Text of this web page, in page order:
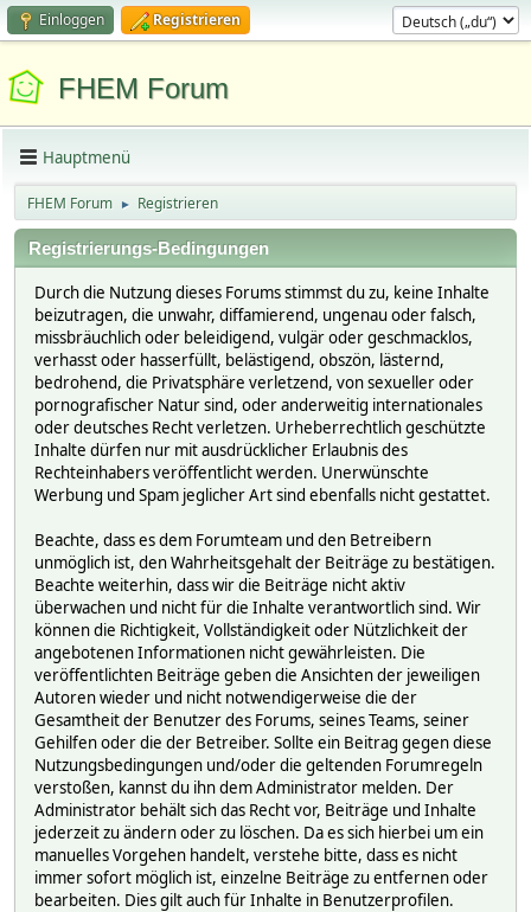
Einloggen Registrieren
FHEM Forum
Hauptmenü
FHEM Forum ► Registrieren
Registrierungs-Bedingungen
Durch die Nutzung dieses Forums stimmst du zu, keine Inhalte
beizutragen, die unwahr, diffamierend, ungenau oder falsch,
missbräuchlich oder beleidigend, vulgär oder geschmacklos,
verhasst oder hasserfüllt, belästigend, obszön, lästernd,
bedrohend, die Privatsphäre verletzend, von sexueller oder
pornografischer Natur sind, oder anderweitig internationales
oder deutsches Recht verletzen. Urheberrechtlich geschützte
Inhalte dürfen nur mit ausdrücklicher Erlaubnis des
Rechteinhabers veröffentlicht werden. Unerwünschte
Werbung und Spam jeglicher Art sind ebenfalls nicht gestattet.
Beachte, dass es dem Forumteam und den Betreibern
unmöglich ist, den Wahrheitsgehalt der Beiträge zu bestätigen.
Beachte weiterhin, dass wir die Beiträge nicht aktiv
überwachen und nicht für die Inhalte verantwortlich sind. Wir
können die Richtigkeit, Vollständigkeit oder Nützlichkeit der
angebotenen Informationen nicht gewährleisten. Die
veröffentlichten Beiträge geben die Ansichten der jeweiligen
Autoren wieder und nicht notwendigerweise die der
Gesamtheit der Benutzer des Forums, seines Teams, seiner
Gehilfen oder die der Betreiber. Sollte ein Beitrag gegen diese
Nutzungsbedingungen und/oder die geltenden Forumregeln
verstoßen, kannst du ihn dem Administrator melden. Der
Administrator behält sich das Recht vor, Beiträge und Inhalte
jederzeit zu ändern oder zu löschen. Da es sich hierbei um ein
manuelles Vorgehen handelt, verstehe bitte, dass es nicht
immer sofort möglich ist, einzelne Beiträge zu entfernen oder
bearbeiten. Dies gilt auch für Inhalte in Benutzerprofilen.